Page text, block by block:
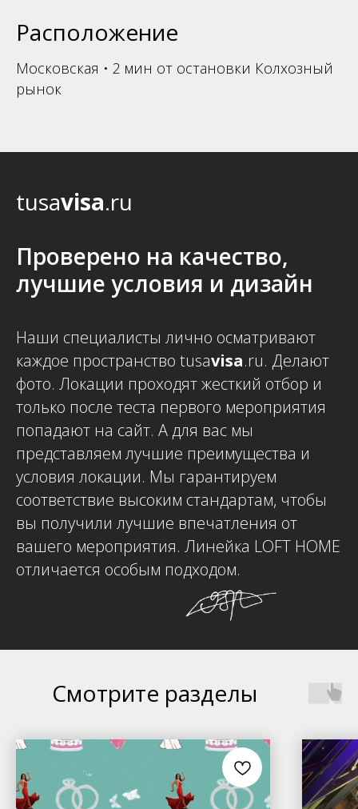
Расположение
Московская • 2 мин от остановки Колхозный
рынок
tusavisa.ru
Проверено на качество,
лучшие условия и дизайн
Наши специалисты лично осматривают
каждое пространство tusavisa.ru. Делают
фото. Локации проходят жесткий отбор и
только после теста первого мероприятия
попадают на сайт. А для вас мы
представляем лучшие преимущества и
условия локации. Мы гарантируем
соответствие высоким стандартам, чтобы
вы получили лучшие впечатления от
вашего мероприятия. Линейка LOFT HOME
отличается особым подходом.
Смотрите разделы